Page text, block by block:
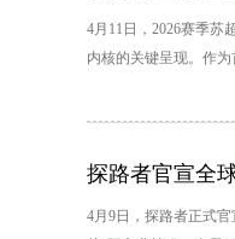
4月11日，2026赛季苏
内核的关键呈现。作
探路者官宣全
4月9日，探路者正式